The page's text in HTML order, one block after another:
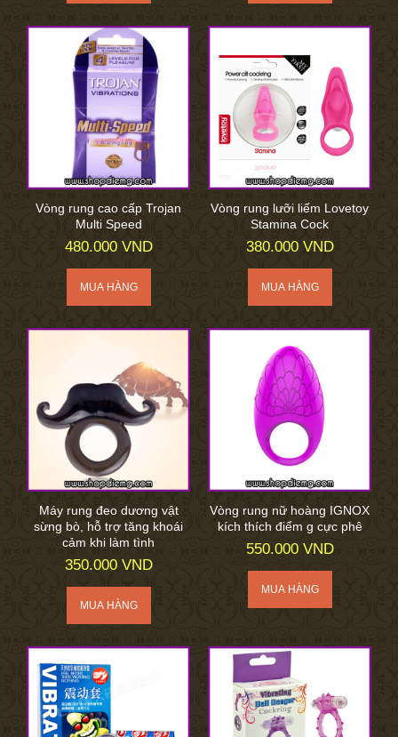
Vòng rung cao cấp Trojan
Multi Speed
480.000 VND
Vòng rung lưỡi liếm Lovetoy
Stamina Cock
380.000 VND
Máy rung đeo dương vật
sừng bò, hỗ trợ tăng khoái
cảm khi làm tình
350.000 VND
Vòng rung nữ hoàng IGNOX
kích thích điểm g cực phê
550.000 VND